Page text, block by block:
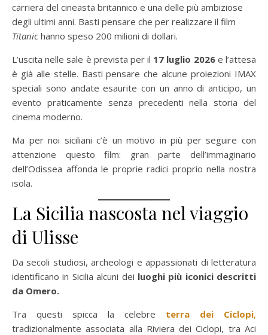
carriera del cineasta britannico e una delle più ambiziose
degli ultimi anni. Basti pensare che per realizzare il film
Titanic hanno speso 200 milioni di dollari.
L’uscita nelle sale è prevista per il 17 luglio 2026e l’attesa
è già alle stelle. Basti pensare che alcune proiezioni IMAX
speciali sono andate esaurite con un anno di anticipo, un
evento praticamente senza precedenti nella storia del
cinema moderno.
Ma per noi siciliani c’è un motivo in più per seguire con
attenzione questo film: gran parte dell’immaginario
dell’Odissea affonda le proprie radici proprio nella nostra
isola.
La Sicilia nascosta nel viaggio
di Ulisse
Da secoli studiosi, archeologi e appassionati di letteratura
identificano in Sicilia alcuni dei luoghi più iconici descritti
da Omero.
Tra questi spicca la celebre
terra dei Ciclopi,
tradizionalmente associata alla Riviera dei Ciclopi, tra Aci